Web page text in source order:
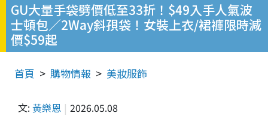
GU大量手袋劈價低至33折！$49入手人氣波
士頓包／2Way斜孭袋！女裝上衣/裙褲限時減
價$59起
首頁 購物情報 美妝服飾
文: 黃樂恩 2026.05.08